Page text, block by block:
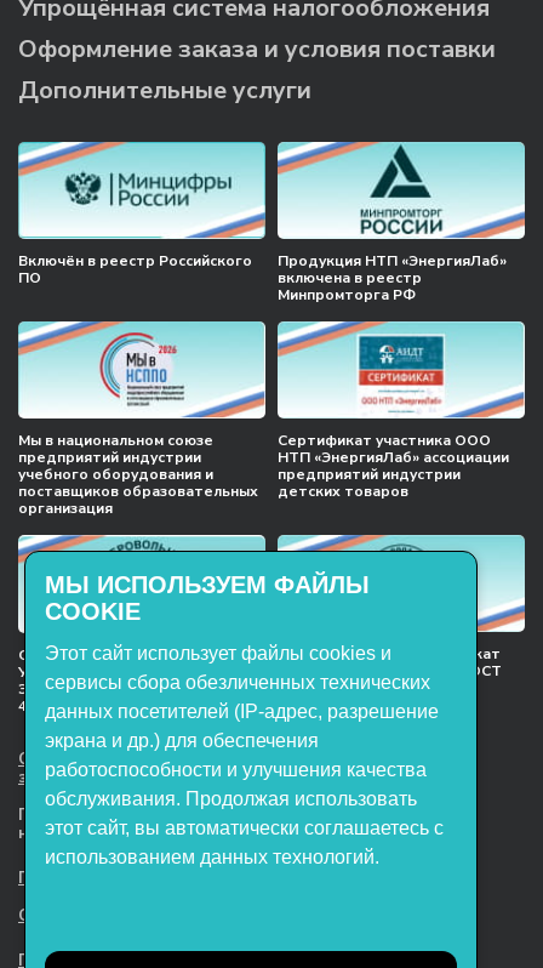
Упрощённая система налогообложения
Оформление заказа и условия поставки
Дополнительные услуги
Включён в реестр Российского
ПО
Продукция НТП «ЭнергияЛаб»
включена в реестр
Минпромторга РФ
Мы в национальном союзе
предприятий индустрии
учебного оборудования и
поставщиков образовательных
организация
Сертификат участника ООО
НТП «ЭнергияЛаб» ассоциации
предприятий индустрии
детских товаров
Сертификат соответствия
Учебное оборудование, марки
ЭнергияЛаб ТУ 32.99.53–001–
47627947–2021 Серийный выпуск
Международный сертификат
менеджмента качества ГОСТ
ISO 9001:2015
ООО НТП «ЭнергияЛаб». Все права
защищены.
Представленная на сайте информация
не является публичной офертой
Пользовательское соглашение
Согласие на обработку персональных данных
Политика обработки файлов cookie
МЫ ИСПОЛЬЗУЕМ ФАЙЛЫ
COOKIE
Этот сайт использует файлы cookies и
сервисы сбора обезличенных технических
данных посетителей (IP-адрес, разрешение
экрана и др.) для обеспечения
работоспособности и улучшения качества
обслуживания. Продолжая использовать
этот сайт, вы автоматически соглашаетесь с
использованием данных технологий.